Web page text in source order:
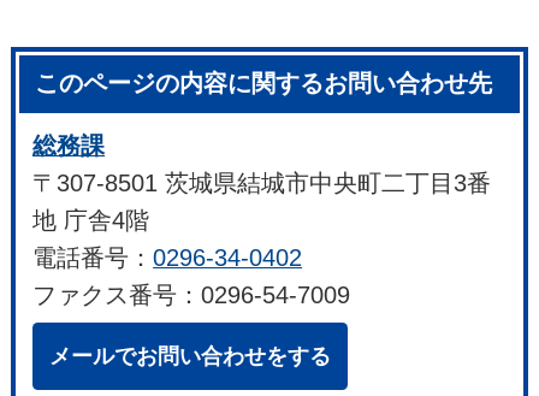
このページの内容に関するお問い合わせ先
総務課
〒307-8501 茨城県結城市中央町二丁目3番
地 庁舎4階
電話番号：0296-34-0402
ファクス番号：0296-54-7009
メールでお問い合わせをする